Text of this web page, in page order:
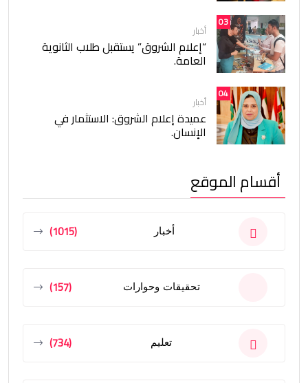
03
أخبار
“إعلام الشروق” يستقبل طلاب الثانوية
العامة.
04
أخبار
عميدة إعلام الشروق: الاستثمار في
الإنسان.
أقسام الموقع
أخبار (1015)
تحقيقات وحوارات (157)
تعليم (734)